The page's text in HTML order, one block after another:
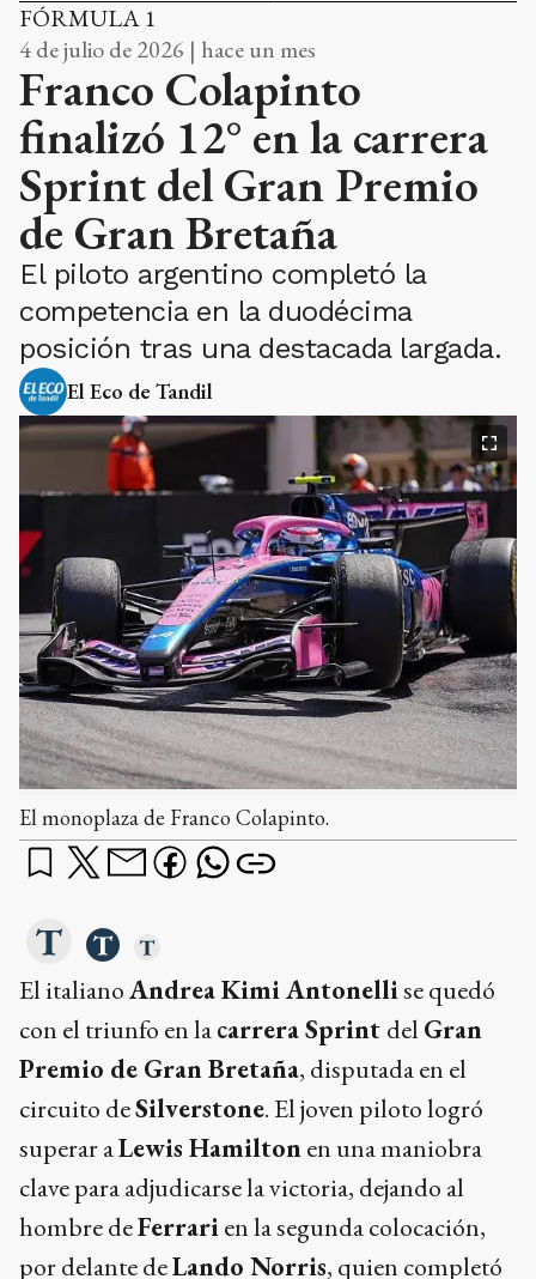
FÓRMULA 1
4 de julio de 2026 | hace un mes
Franco Colapinto
finalizó 12° en la carrera
Sprint del Gran Premio
de Gran Bretaña
El piloto argentino completó la
competencia en la duodécima
posición tras una destacada largada.
El Eco de Tandil
El monoplaza de Franco Colapinto.
El italianoAndrea Kimi Antonellise quedó
con el triunfo en lacarrera Sprint del Gran
Premio de Gran Bretaña, disputada en el
circuito deSilverstone. El joven piloto logró
superar aLewis Hamiltonen una maniobra
clave para adjudicarse la victoria, dejando al
hombre deFerrarien la segunda colocación,
por delante deLando Norris, quien completó